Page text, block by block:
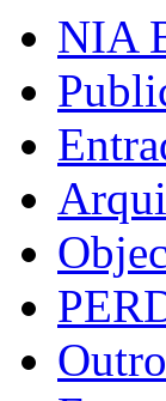
NIA